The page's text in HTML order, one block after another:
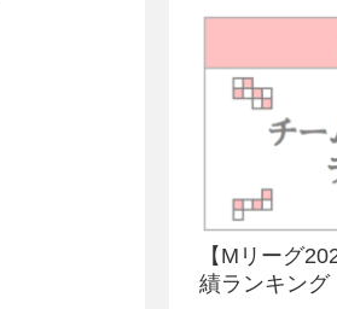
【Mリーグ
績ランキング